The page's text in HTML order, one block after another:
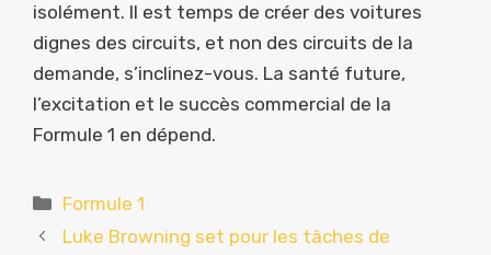
isolément. Il est temps de créer des voitures
dignes des circuits, et non des circuits de la
demande, s’inclinez-vous. La santé future,
l’excitation et le succès commercial de la
Formule 1 en dépend.
Catégories
Formule 1
Luke Browning set pour les tâches de